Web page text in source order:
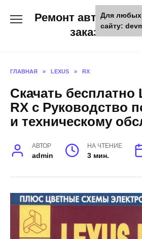
Ремонт авто и
заказ
ГЛАВНАЯ » LEXUS » RX
Скачать бесплатно
RX с Руководство
и техническому
АВТОР
admin
НА ЧТЕНИЕ
3 мин.
Для любых
сайту: